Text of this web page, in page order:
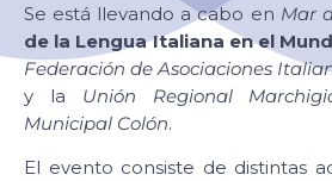
Se está llevando a cabo en Mar
de la Lengua Italiana en el
Federación de Asociaciones
y la Unión Regional
Municipal Colón.
El evento consiste de distintas